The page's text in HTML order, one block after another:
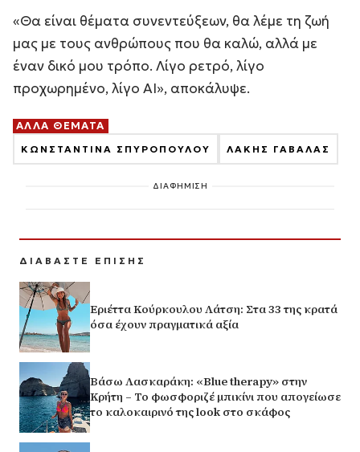
«Θα είναι θέματα συνεντεύξεων, θα λέμε τη ζωή
μας με τους ανθρώπους που θα καλώ, αλλά με
έναν δικό μου τρόπο. Λίγο ρετρό, λίγο
προχωρημένο, λίγο AI», αποκάλυψε.
ΑΛΛΑ ΘΕΜΑΤΑ
ΚΩΝΣΤΑΝΤΙΝΑ ΣΠΥΡΟΠΟΥΛΟΥ ΛΑΚΗΣ ΓΑΒΑΛΑΣ
ΔΙΑΦΗΜΙΣΗ
ΔΙΑΒΑΣΤΕ ΕΠΙΣΗΣ
Εριέττα Κούρκουλου Λάτση: Στα 33 της κρατά
όσα έχουν πραγματικά αξία
Βάσω Λασκαράκη: «Blue therapy» στην
Κρήτη – Το φωσφοριζέ μπικίνι που απογείωσε
το καλοκαιρινό της look στο σκάφος